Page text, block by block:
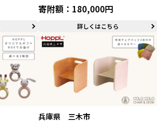
寄附額：180,000円
詳しくはこちら
兵庫県 三木市